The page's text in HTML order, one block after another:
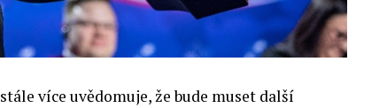
více uvědomuje, že bude muset další